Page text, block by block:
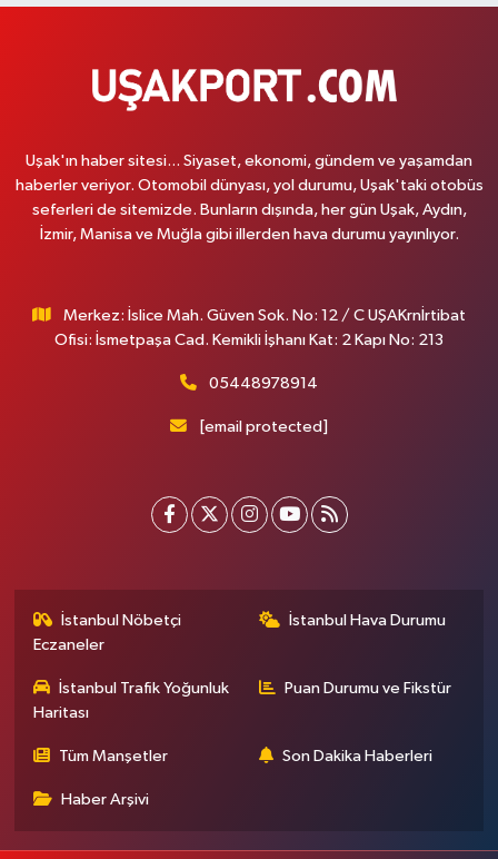
Uşak'ın haber sitesi... Siyaset, ekonomi, gündem ve yaşamdan
haberler veriyor. Otomobil dünyası, yol durumu, Uşak'taki otobüs
seferleri de sitemizde. Bunların dışında, her gün Uşak, Aydın,
İzmir, Manisa ve Muğla gibi illerden hava durumu yayınlıyor.
Merkez: İslice Mah. Güven Sok. No: 12 / C UŞAKrnİrtibat
Ofisi: İsmetpaşa Cad. Kemikli İşhanı Kat: 2 Kapı No: 213
05448978914
[email protected]
İstanbul Nöbetçi
Eczaneler
İstanbul Hava Durumu
İstanbul Trafik Yoğunluk
Haritası
Puan Durumu ve Fikstür
Tüm Manşetler Son Dakika Haberleri
Haber Arşivi